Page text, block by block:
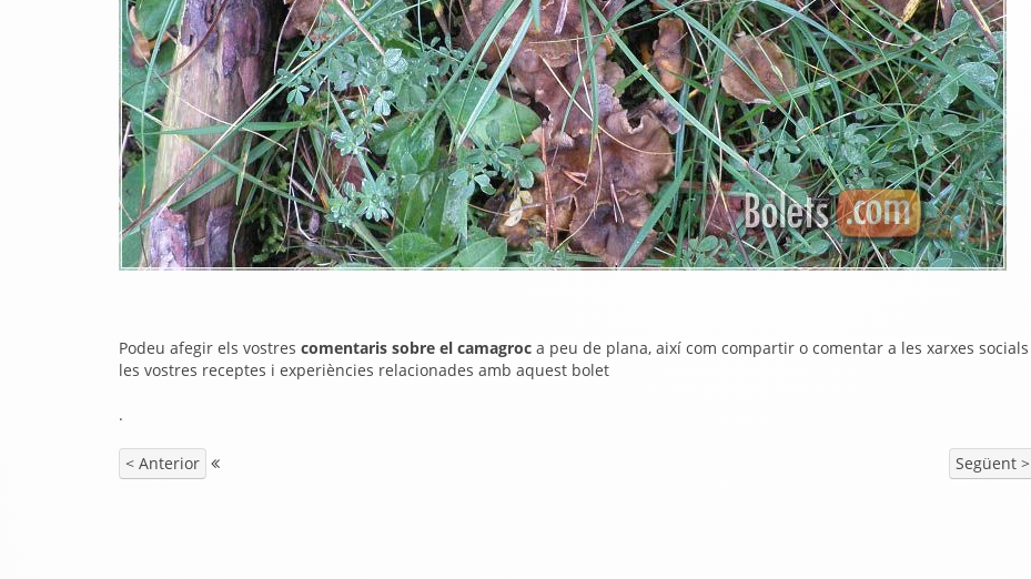
Podeu afegir els vostres comentaris sobre el camagroc a peu de plana, així com compartir o comentar a les xarxes socials
les vostres receptes i experiències relacionades amb aquest bolet
.
< Anterior Següent >